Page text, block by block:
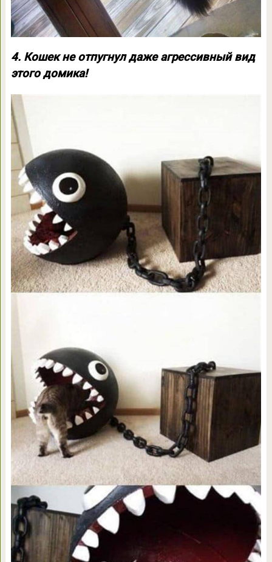
4. Кошек не отпугнул даже агрессивный вид
этого домика!